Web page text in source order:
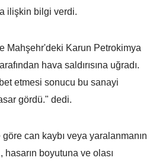
ilişkin bilgi verdi.
Mahşehr'deki Karun Petrokimya
hava saldırısına uğradı.
etmesi sonucu bu sanayi
gördü." dedi.
can kaybı veya yaralanmanın
hasarın boyutuna ve olası